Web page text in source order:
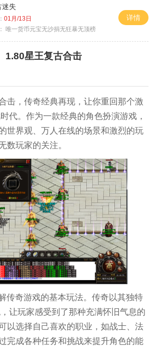
迷失
01月/13日
唯一货币元宝无沙捐无狂暴无顶榜
详情
1.80星王复古合击
击，传奇经典再现，让你重回那个激
代。作为一款经典的角色扮演游戏，
世界观、万人在线的场景和激烈的玩
数玩家的关注。
传奇游戏的基本玩法。传奇以其独特
让玩家感受到了那种充满怀旧气息的
以选择自己喜欢的职业，如战士、法
完成各种任务和挑战来提升角色的能